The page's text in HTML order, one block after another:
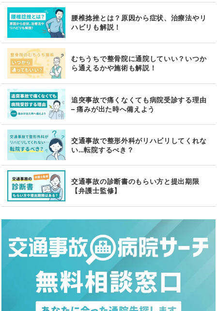
腰椎捻挫とは？原因から症状、治療法やリ
ハビリも解説！
むちうちで整骨院に通院していい？いつか
ら通えるかや施術も解説！
追突事故で痛くなくても病院受診する理由
– 痛みが出た時へ備えよう
交通事故で整形外科がリハビリしてくれな
い…転院するべき？
交通事故の診断書のもらい方と提出期限
【弁護士監修】